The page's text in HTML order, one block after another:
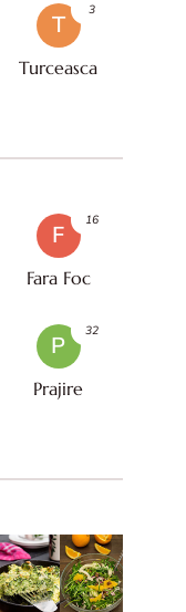
T
Turceasca
3
F
Fara Foc
16
P
Prajire
32